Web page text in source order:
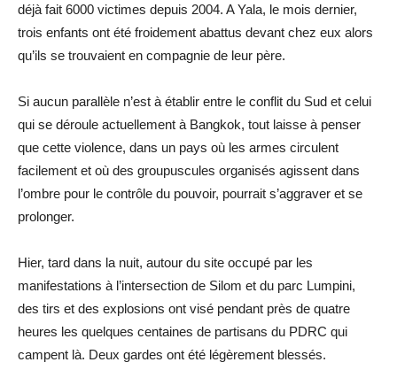
déjà fait 6000 victimes depuis 2004. A Yala, le mois dernier,
trois enfants ont été froidement abattus devant chez eux alors
qu’ils se trouvaient en compagnie de leur père.
Si aucun parallèle n’est à établir entre le conflit du Sud et celui
qui se déroule actuellement à Bangkok, tout laisse à penser
que cette violence, dans un pays où les armes circulent
facilement et où des groupuscules organisés agissent dans
l’ombre pour le contrôle du pouvoir, pourrait s’aggraver et se
prolonger.
Hier, tard dans la nuit, autour du site occupé par les
manifestations à l’intersection de Silom et du parc Lumpini,
des tirs et des explosions ont visé pendant près de quatre
heures les quelques centaines de partisans du PDRC qui
campent là. Deux gardes ont été légèrement blessés.